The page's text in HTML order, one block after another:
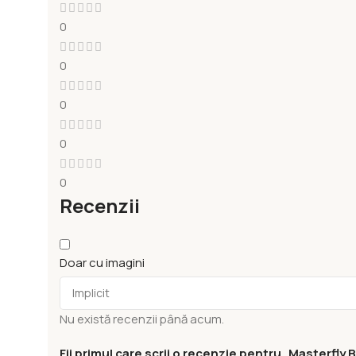
0
0
0
0
0
Recenzii
Doar cu imagini
Nu există recenzii până acum.